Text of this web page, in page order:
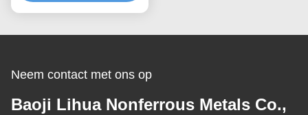
Neem contact met ons op
Baoji Lihua Nonferrous Metals Co.,